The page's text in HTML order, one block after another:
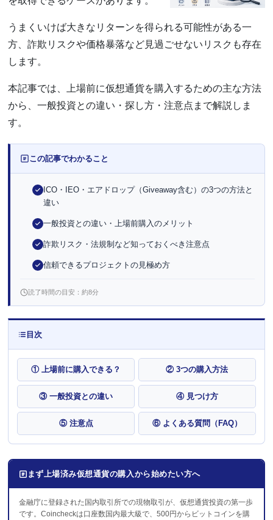
うまくいけば大きなリターンを得られる可能性がある一
方、詐欺リスクや価格暴落など見過ごせないリスクも存在
します。
本記事では、上場前に仮想通貨を購入するための主な方法
から、一般投資との違い・探し方・注意点まで解説しま
す。
この記事でわかること
ICO・IEO・エアドロップ（Giveaway含む）の3つの方法と
違い
一般投資との違い・上場前購入のメリット
詐欺リスク・法規制など知っておくべき注意点
信頼できるプロジェクトの見極め方
読了時間の目安：約8分
目次
① 上場前に購入できる？ ② 3つの購入方法
③ 一般投資との違い ④ 見つけ方
⑤ 注意点 ⑥ よくある質問（FAQ）
まず上場済み仮想通貨の購入から始めたい方へ
金融庁に登録された国内取引所での現物取引が、仮想通貨投資の第一歩
です。Coincheckは口座数国内最大級で、500円からビットコインを購